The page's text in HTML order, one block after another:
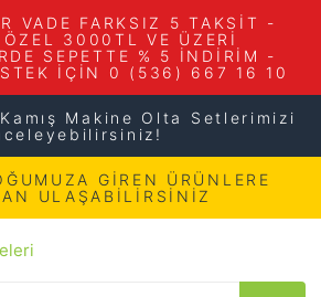
VADE FARKSIZ 5 TAKSİT -
ÖZEL 3000TL VE ÜZERİ
SEPETTE % 5 İNDİRİM -
İÇİN 0 (536) 667 16 10
Makine Olta Setlerimizi
GİREN ÜRÜNLERE
ULAŞABİLİRSİNİZ